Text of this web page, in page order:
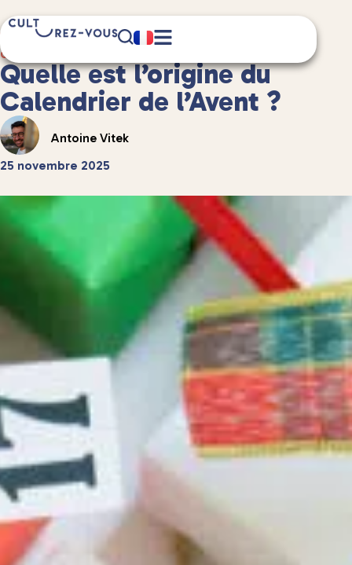
Culture
2 minute(s) de lecture
Quelle est l’origine du
Calendrier de l’Avent ?
Antoine Vitek
25 novembre 2025